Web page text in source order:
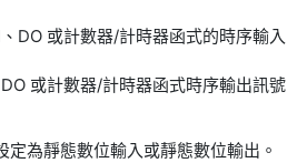
DO 或計數器/計時器函式的時序輸入
或計數器/計時器函式時序輸出訊號
定為靜態數位輸入或靜態數位輸出。